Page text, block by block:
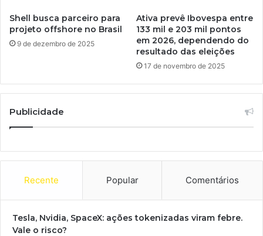
Shell busca parceiro para
projeto offshore no Brasil
9 de dezembro de 2025
Ativa prevê Ibovespa entre
133 mil e 203 mil pontos
em 2026, dependendo do
resultado das eleições
17 de novembro de 2025
Publicidade
Recente Popular Comentários
Tesla, Nvidia, SpaceX: ações tokenizadas viram febre.
Vale o risco?